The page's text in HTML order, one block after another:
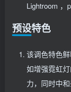
Lightroom ，
预设特色
该调色特色
如增强霓虹
力，同时中